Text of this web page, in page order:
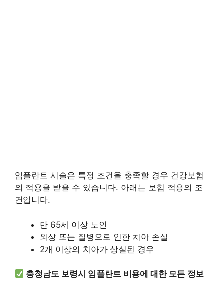
임플란트 시술은 특정 조건을 충족할 경우 건강보험
의 적용을 받을 수 있습니다. 아래는 보험 적용의 조
건입니다.
만 65세 이상 노인
외상 또는 질병으로 인한 치아 손실
2개 이상의 치아가 상실된 경우
충청남도 보령시 임플란트 비용에 대한 모든 정보